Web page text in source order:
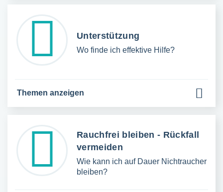
Unterstützung
Wo finde ich effektive Hilfe?
Themen anzeigen
Rauchfrei bleiben - Rückfall
vermeiden
Wie kann ich auf Dauer Nichtraucher
bleiben?